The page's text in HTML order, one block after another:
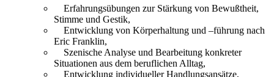
Erfahrungsübungen zur Stärkung von Bewußtheit,
Stimme und Gestik,
Entwicklung von Körperhaltung und –führung nach
Eric Franklin,
Szenische Analyse und Bearbeitung konkreter
Situationen aus dem beruflichen Alltag,
Entwicklung individueller Handlungsansätze,